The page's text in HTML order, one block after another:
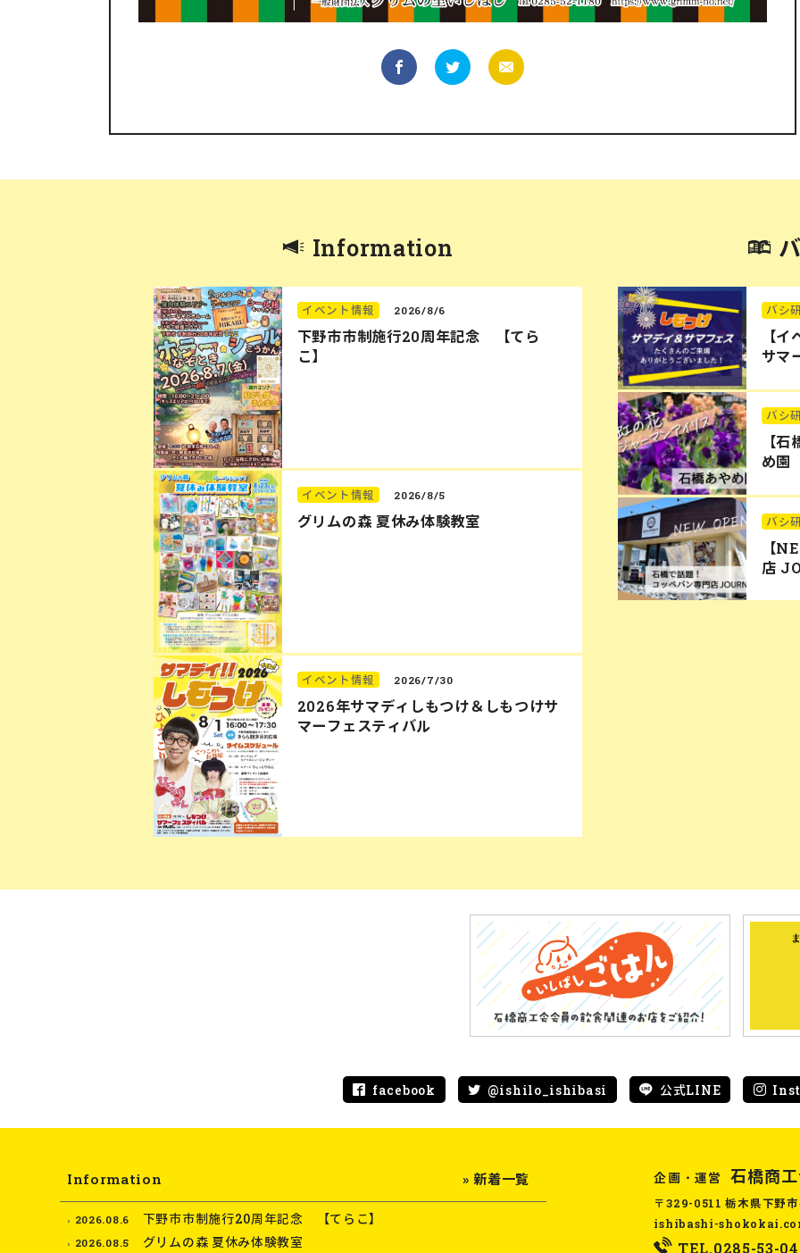
Information
イベント情報 2026/8/6
下野市市制施行20周年記念 【てら
こ】
イベント情報 2026/8/5
グリムの森 夏休み体験教室
イベント情報 2026/7/30
2026年サマディしもつけ＆しもつけサ
マーフェスティバル
バシ
【
サマ
バシ
【
め園
バシ
【
店
facebook @ishilo_ishibasi 公式LINE
Information » 新着一覧
2026.08.6 下野市市制施行20周年記念 【てらこ】
2026.08.5 グリムの森 夏休み体験教室
企画・運営 石橋商
〒329-0511 栃木県下野
ishibashi-
TEL.0285-53-